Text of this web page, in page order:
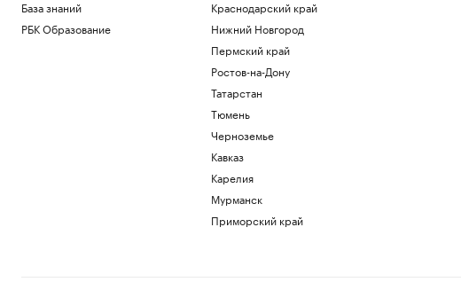
База знаний
РБК Образование
Краснодарский край
Нижний Новгород
Пермский край
Ростов-на-Дону
Татарстан
Тюмень
Черноземье
Кавказ
Карелия
Мурманск
Приморский край